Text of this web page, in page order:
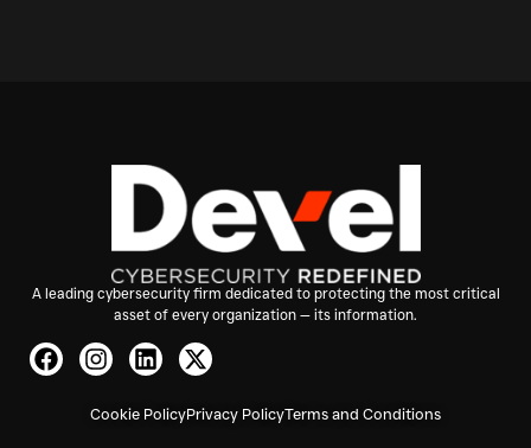
A leading cybersecurity firm dedicated to protecting the most critical
asset of every organization — its information.
Cookie PolicyPrivacy PolicyTerms and Conditions